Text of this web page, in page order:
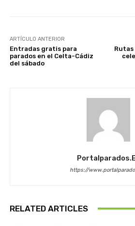
ARTÍCULO ANTERIOR
Entradas gratis para
parados en el Celta-Cádiz
del sábado
https://
RELATED ARTICLES